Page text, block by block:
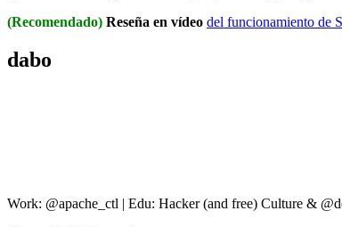
(Recomendado) Reseña en vídeo del funcionamiento de
dabo
Work: @apache_ctl | Edu: Hacker (and free) Culture &